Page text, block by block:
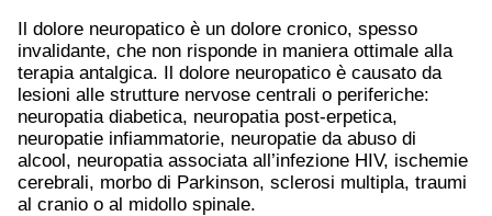
Il dolore neuropatico è un dolore cronico, spesso
invalidante, che non risponde in maniera ottimale alla
terapia antalgica. Il dolore neuropatico è causato da
lesioni alle strutture nervose centrali o periferiche:
neuropatia diabetica, neuropatia post-erpetica,
neuropatie infiammatorie, neuropatie da abuso di
alcool, neuropatia associata all’infezione HIV, ischemie
cerebrali, morbo di Parkinson, sclerosi multipla, traumi
al cranio o al midollo spinale.